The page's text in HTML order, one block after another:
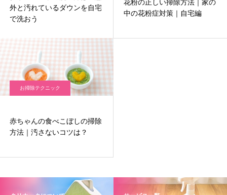
外と汚れているダウンを自宅
で洗おう
花粉の正しい掃除方法｜家の
中の花粉症対策｜自宅編
お掃除テクニック
赤ちゃんの食べこぼしの掃除
方法｜汚さないコツは？